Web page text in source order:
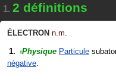
1. 2 définitions
ÉLECTRON n.m.
#Physique Particule
négative.